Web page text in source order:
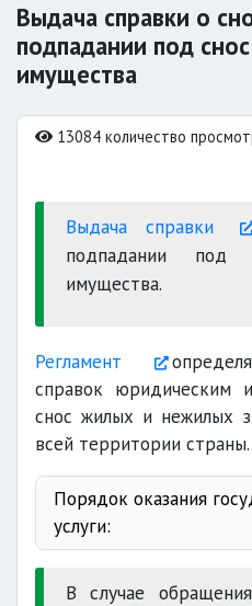
Выдача справки о
подпадании под
имущества
13084 количество
Выдача справки
подпадании под
имущества.
Регламент
справок юридическим
снос жилых и нежилых
всей территории страны.
Порядок оказания
услуги:
услуг
В случае